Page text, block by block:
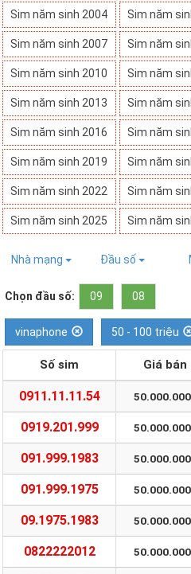
Sim năm sinh 2004 Sim năm
Sim năm sinh 2007 Sim năm
Sim năm sinh 2010 Sim năm
Sim năm sinh 2013 Sim năm
Sim năm sinh 2016 Sim năm
Sim năm sinh 2019 Sim năm
Sim năm sinh 2022 Sim năm
Sim năm sinh 2025 Sim năm
Nhà mạng Đầu số
Chọn đầu số: 09 08
vinaphone 50 - 100 triệu
Số sim Giá bán
0911.11.11.54
0919.201.999
091.999.1983
091.999.1975
09.1975.1983
0822222012